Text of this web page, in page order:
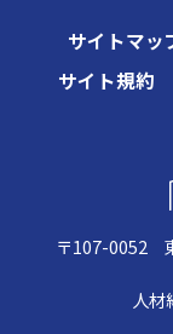
サイトマッ
サイト規約
〒107-0052
人